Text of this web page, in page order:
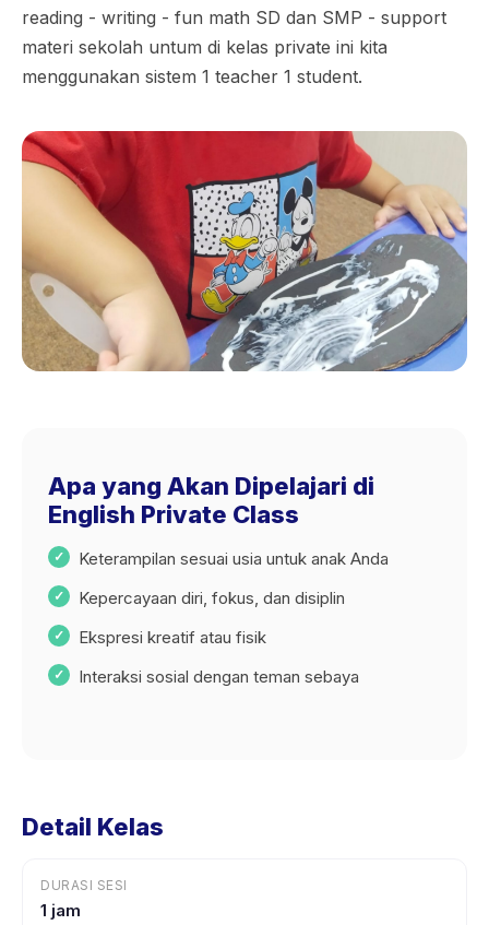
reading - writing - fun math SD dan SMP - support
materi sekolah untum di kelas private ini kita
menggunakan sistem 1 teacher 1 student.
Apa yang Akan Dipelajari di
English Private Class
Keterampilan sesuai usia untuk anak Anda
Kepercayaan diri, fokus, dan disiplin
Ekspresi kreatif atau fisik
Interaksi sosial dengan teman sebaya
Detail Kelas
DURASI SESI
1 jam